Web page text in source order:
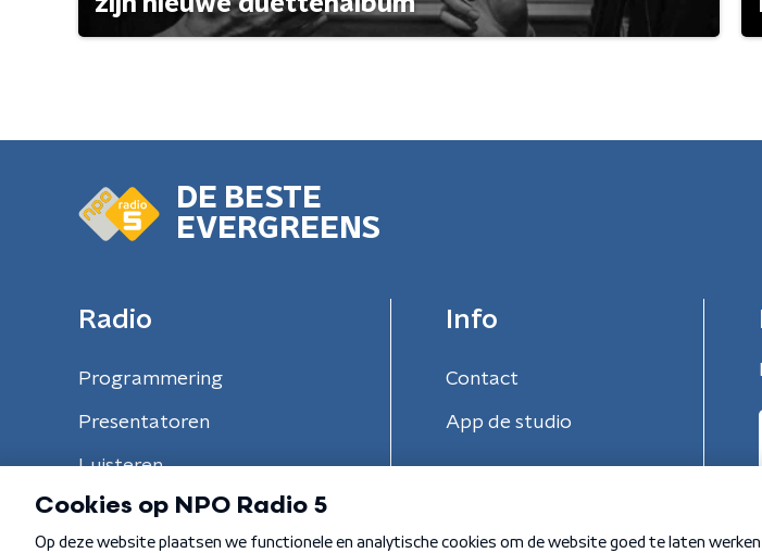
DE BESTE
EVERGREENS
Radio
Programmering
Presentatoren
Luisteren
Info
Contact
App de studio